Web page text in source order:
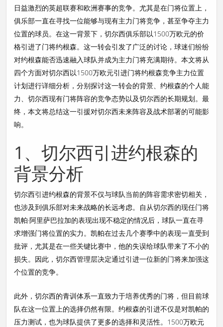
日益激烈的英超联赛和欧洲赛事的竞争。尤其是在门将位置上，
俱乐部一直在寻找一位能够与现有主力门将竞争，甚至争夺主力
位置的球员。在这一背景下，切尔西俱乐部以1500万欧元的价
格引进了门将约根森。这一转会引发了广泛的讨论，球迷们纷纷
对约根森能否迅速融入球队并成为主力门将充满期待。本文将从
四个方面对切尔西以1500万欧元引进门将约根森竞争主力位置
计划进行详细分析，分别探讨这一转会的背景、约根森的个人能
力、切尔西现有门将阵容的竞争态势以及切尔西的长期规划。最
终，本文将总结这一引援对切尔西未来阵容及战术部署的可能影
响。
1、切尔西引进约根森的
背景分析
切尔西引进约根森的背景不仅与球队当前的阵容需求密切相关，
也涉及到俱乐部对未来战略的长远考虑。自从切尔西的现任门将
凯帕·阿里萨巴拉加的表现出现不稳定的情况后，球队一直在寻
求增强门将位置的实力。凯帕在过去几个赛季中的表现一直受到
批评，尤其是在一些关键比赛中，他的失误给球队带来了不小的
损失。因此，切尔西管理层决定通过引进一位新的门将来加强这
个位置的竞争。
此外，切尔西的青训体系一直致力于培养优秀的门将，但目前球
队在这一位置上的选择仍然有限。约根森的引进不仅是对凯帕的
压力测试，也为球队提供了更多的选择和灵活性。1500万欧元